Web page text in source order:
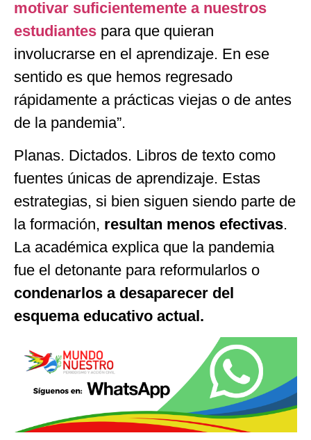
motivar suficientemente a nuestros
estudiantes para que quieran
involucrarse en el aprendizaje. En ese
sentido es que hemos regresado
rápidamente a prácticas viejas o de antes
de la pandemia”.
Planas. Dictados. Libros de texto como
fuentes únicas de aprendizaje. Estas
estrategias, si bien siguen siendo parte de
la formación, resultan menos efectivas.
La académica explica que la pandemia
fue el detonante para reformularlos o
condenarlos a desaparecer del
esquema educativo actual.